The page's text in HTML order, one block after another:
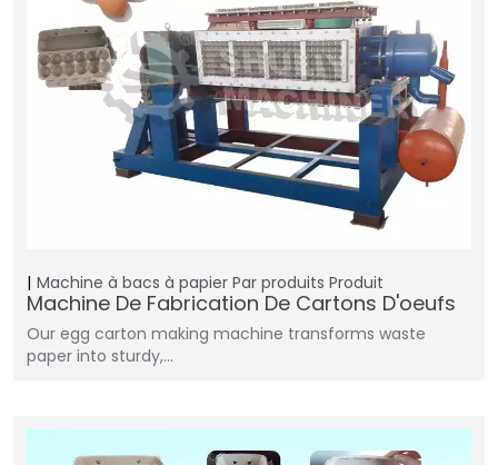
Machine à bacs à papier Par produits Produit
Machine De Fabrication De Cartons D'oeufs
Our egg carton making machine transforms waste
paper into sturdy,…